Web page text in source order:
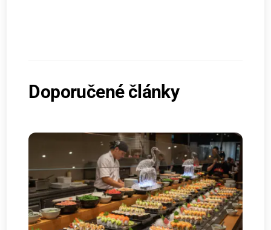
Doporučené články